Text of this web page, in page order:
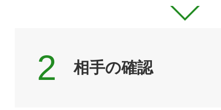
相手の確認